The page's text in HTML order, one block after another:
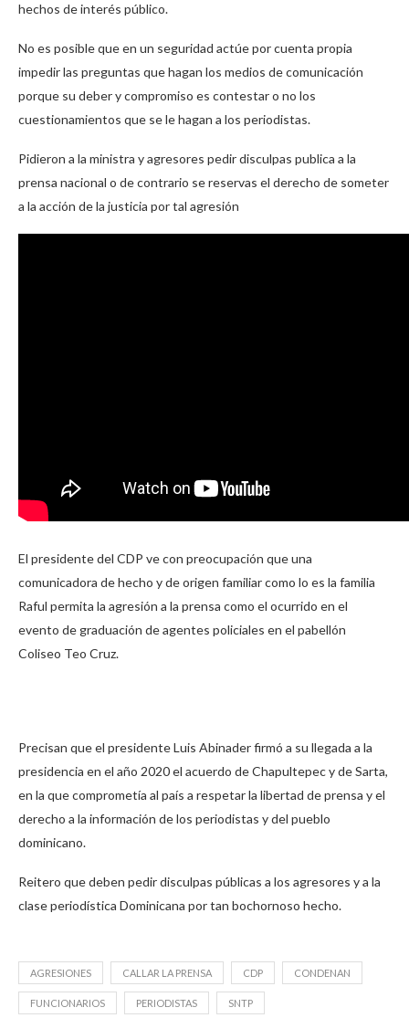
hechos de interés público.
No es posible que en un seguridad actúe por cuenta propia
impedir las preguntas que hagan los medios de comunicación
porque su deber y compromiso es contestar o no los
cuestionamientos que se le hagan a los periodistas.
Pidieron a la ministra y agresores pedir disculpas publica a la
prensa nacional o de contrario se reservas el derecho de someter
a la acción de la justicia por tal agresión
El presidente del CDP ve con preocupación que una
comunicadora de hecho y de origen familiar como lo es la familia
Raful permita la agresión a la prensa como el ocurrido en el
evento de graduación de agentes policiales en el pabellón
Coliseo Teo Cruz.
Precisan que el presidente Luis Abinader firmó a su llegada a la
presidencia en el año 2020 el acuerdo de Chapultepec y de Sarta,
en la que comprometía al país a respetar la libertad de prensa y el
derecho a la información de los periodistas y del pueblo
dominicano.
Reitero que deben pedir disculpas públicas a los agresores y a la
clase periodística Dominicana por tan bochornoso hecho.
AGRESIONES CALLAR LA PRENSA CDP CONDENAN
FUNCIONARIOS PERIODISTAS SNTP